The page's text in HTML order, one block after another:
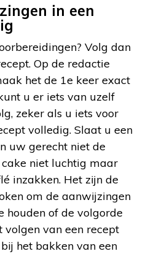
in een
Volg dan
Op de redactie
het de 1e keer exact
u er iets van uzelf
zeker als u iets voor
volledig. Slaat u een
uw gerecht niet de
niet luchtig maar
inzakken. Het zijn de
om de aanwijzingen
houden of de volgorde
volgen van een recept
het bakken van een